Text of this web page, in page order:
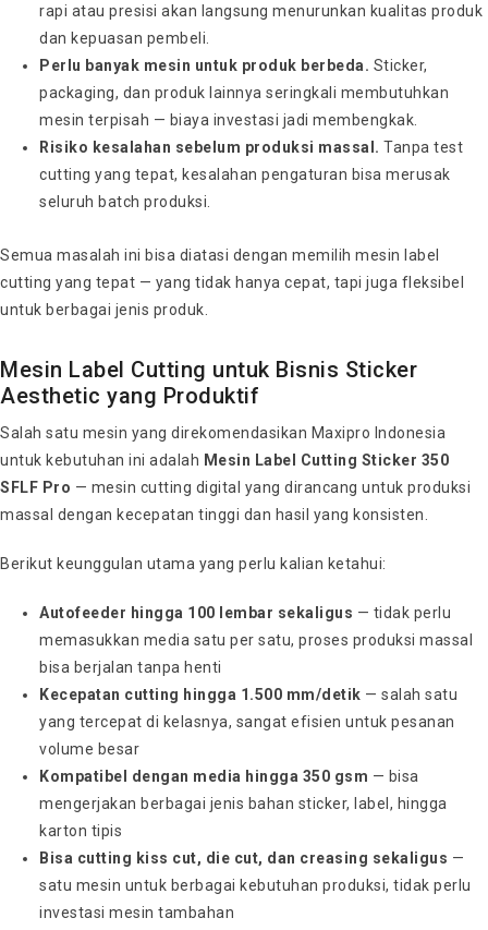
rapi atau presisi akan langsung menurunkan kualitas produk
dan kepuasan pembeli.
Perlu banyak mesin untuk produk berbeda. Sticker,
packaging, dan produk lainnya seringkali membutuhkan
mesin terpisah — biaya investasi jadi membengkak.
Risiko kesalahan sebelum produksi massal. Tanpa test
cutting yang tepat, kesalahan pengaturan bisa merusak
seluruh batch produksi.
Semua masalah ini bisa diatasi dengan memilih mesin label
cutting yang tepat — yang tidak hanya cepat, tapi juga fleksibel
untuk berbagai jenis produk.
Mesin Label Cutting untuk Bisnis Sticker
Aesthetic yang Produktif
Salah satu mesin yang direkomendasikan Maxipro Indonesia
untuk kebutuhan ini adalah Mesin Label Cutting Sticker 350
SFLF Pro — mesin cutting digital yang dirancang untuk produksi
massal dengan kecepatan tinggi dan hasil yang konsisten.
Berikut keunggulan utama yang perlu kalian ketahui:
Autofeeder hingga 100 lembar sekaligus — tidak perlu
memasukkan media satu per satu, proses produksi massal
bisa berjalan tanpa henti
Kecepatan cutting hingga 1.500 mm/detik — salah satu
yang tercepat di kelasnya, sangat efisien untuk pesanan
volume besar
Kompatibel dengan media hingga 350 gsm — bisa
mengerjakan berbagai jenis bahan sticker, label, hingga
karton tipis
Bisa cutting kiss cut, die cut, dan creasing sekaligus —
satu mesin untuk berbagai kebutuhan produksi, tidak perlu
investasi mesin tambahan